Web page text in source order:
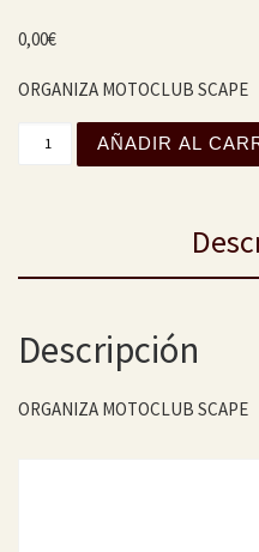
0,00€
ORGANIZA MOTOCLUB SCAPE
XVIII CAMPEONATO
AÑADIR AL
Descripción
ORGANIZA MOTOCLUB SCAPE